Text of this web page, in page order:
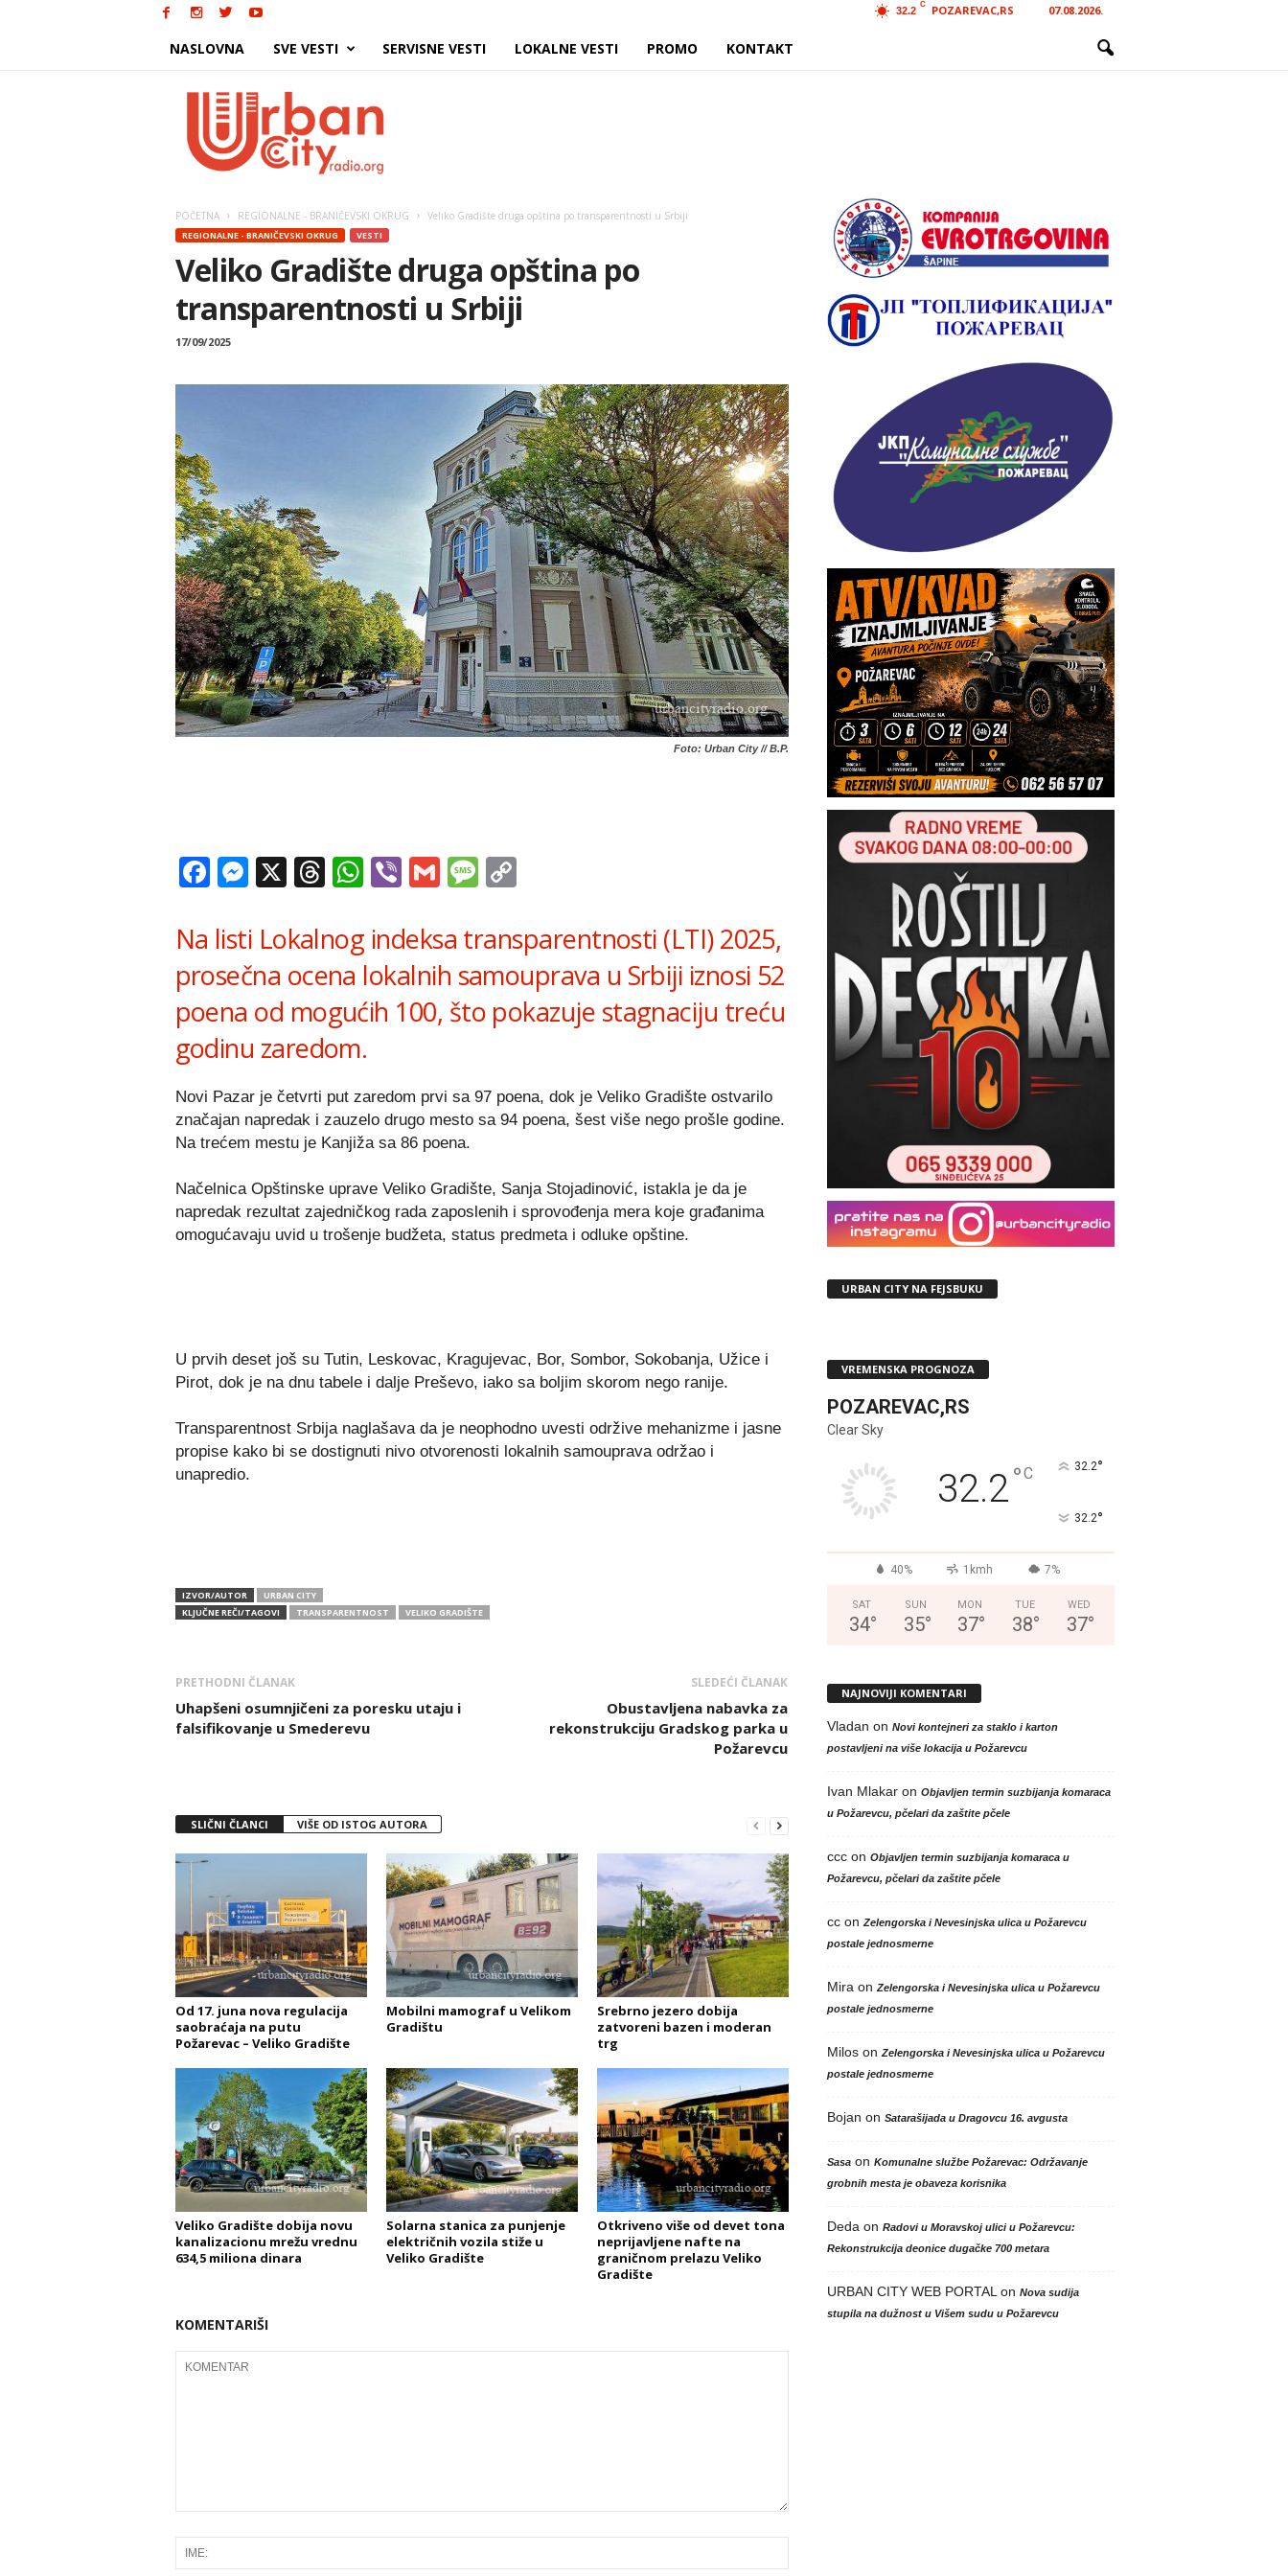
32.2
C POZAREVAC,RS 07.08.2026.
NASLOVNA SVE VESTI SERVISNE VESTI LOKALNE VESTI PROMO KONTAKT
POČETNA REGIONALNE - BRANIČEVSKI OKRUG Veliko Gradište druga opština po transparentnosti u Srbiji
REGIONALNE - BRANIČEVSKI OKRUG VESTI
Veliko Gradište druga opština po
transparentnosti u Srbiji
17/09/2025
Foto: Urban City // B.P.
Facebook
Messenger
X Threads
WhatsApp
ViberGmailMessage
Na listi Lokalnog indeksa transparentnosti (LTI) 2025,
prosečna ocena lokalnih samouprava u Srbiji iznosi 52
poena od mogućih 100, što pokazuje stagnaciju treću
godinu zaredom.
Novi Pazar je četvrti put zaredom prvi sa 97 poena, dok je Veliko Gradište ostvarilo
značajan napredak i zauzelo drugo mesto sa 94 poena, šest više nego prošle godine.
Na trećem mestu je Kanjiža sa 86 poena.
Načelnica Opštinske uprave Veliko Gradište, Sanja Stojadinović, istakla je da je
napredak rezultat zajedničkog rada zaposlenih i sprovođenja mera koje građanima
omogućavaju uvid u trošenje budžeta, status predmeta i odluke opštine.
U prvih deset još su Tutin, Leskovac, Kragujevac, Bor, Sombor, Sokobanja, Užice i
Pirot, dok je na dnu tabele i dalje Preševo, iako sa boljim skorom nego ranije.
Transparentnost Srbija naglašava da je neophodno uvesti održive mehanizme i jasne
propise kako bi se dostignuti nivo otvorenosti lokalnih samouprava održao i
unapredio.
IZVOR/AUTOR
URBAN CITY
KLJUČNE REČI/TAGOVI
TRANSPARENTNOST VELIKO GRADIŠTE
PRETHODNI ČLANAK
Uhapšeni osumnjičeni za poresku utaju i
falsifikovanje u Smederevu
SLEDEĆI ČLANAK
Obustavljena nabavka za
rekonstrukciju Gradskog parka u
Požarevcu
SLIČNI ČLANCI VIŠE OD ISTOG AUTORA
Od 17. juna nova regulacija
saobraćaja na putu
Požarevac – Veliko Gradište
Mobilni mamograf u Velikom
Gradištu
Srebrno jezero dobija
zatvoreni bazen i moderan
trg
Veliko Gradište dobija novu
kanalizacionu mrežu vrednu
634,5 miliona dinara
Solarna stanica za punjenje
električnih vozila stiže u
Veliko Gradište
Otkriveno više od devet tona
neprijavljene nafte na
graničnom prelazu Veliko
Gradište
KOMENTARIŠI
URBAN CITY NA FEJSBUKU
VREMENSKA PROGNOZA
POZAREVAC,RS
Clear Sky
32.2°C 32.2°
32.2°
40% 1kmh 7%
SAT
34°
SUN
35°
MON
37°
TUE
38°
WED
37°
NAJNOVIJI KOMENTARI
Vladan on Novi kontejneri za staklo i karton
postavljeni na više lokacija u Požarevcu
Ivan Mlakaron Objavljen termin suzbijanja komaraca
u Požarevcu, pčelari da zaštite pčele
cccon Objavljen termin suzbijanja komaraca u
Požarevcu, pčelari da zaštite pčele
ccon Zelengorska i Nevesinjska ulica u Požarevcu
postale jednosmerne
Mira on Zelengorska i Nevesinjska ulica u Požarevcu
postale jednosmerne
Miloson Zelengorska i Nevesinjska ulica u Požarevcu
postale jednosmerne
Bojan on Satarašijada u Dragovcu 16. avgusta
Sasaon Komunalne službe Požarevac: Održavanje
grobnih mesta je obaveza korisnika
Deda on Radovi u Moravskoj ulici u Požarevcu:
Rekonstrukcija deonice dugačke 700 metara
URBAN CITY WEB PORTAL on Nova sudija
stupila na dužnost u Višem sudu u Požarevcu